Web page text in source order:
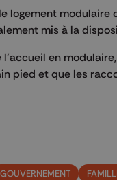
logement
mis à la
en
pied et que les
GOUVERNEMENT